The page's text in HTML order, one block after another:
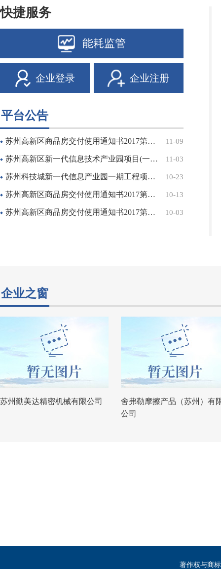
快捷服务
能耗监管
企业登录 企业注册
平台公告
苏州高新区商品房交付使用通知书2017第24号——狮山天街生活广场 11-09
苏州高新区新一代信息技术产业园项目(一期)社会稳定风险评估公示 11-03
苏州科技城新一代信息产业园一期工程项目公示 10-23
苏州高新区商品房交付使用通知书2017第19号——仰山墅 10-13
苏州高新区商品房交付使用通知书2017第23号——滨湖未来华庭 10-03
企业之窗
苏州勤美达精密机械有限公司
舍弗勒摩擦产品（苏州）有
公司
著作权与商